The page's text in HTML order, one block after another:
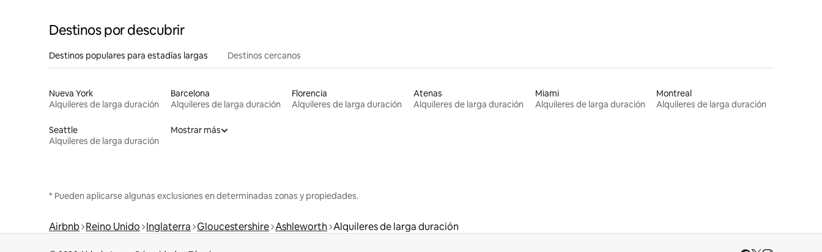
Destinos por descubrir
Destinos populares para estadías largas Destinos cercanos
Nueva York
Alquileres de larga duración
Barcelona
Alquileres de larga duración
Florencia
Alquileres de larga duración
Atenas
Alquileres de larga duración
Miami
Alquileres de larga duración
Montreal
Alquileres de larga duración
Seattle
Alquileres de larga duración
Mostrar más
* Pueden aplicarse algunas exclusiones en determinadas zonas y propiedades.
Airbnb Reino Unido Inglaterra Gloucestershire Ashleworth Alquileres de larga duración